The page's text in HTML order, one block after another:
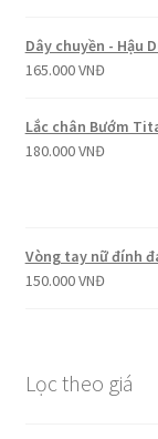
Dây chuyền - Hậu
165.000VNĐ
Lắc chân Bướm
180.000VNĐ
Vòng tay nữ đính
150.000VNĐ
Lọc theo giá